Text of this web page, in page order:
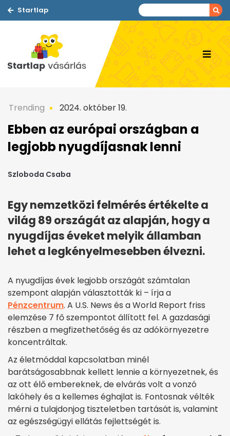
Startlap
Trending 2024. október 19.
Ebben az európai országban a
legjobb nyugdíjasnak lenni
Szloboda Csaba
Egy nemzetközi felmérés értékelte a
világ 89 országát az alapján, hogy a
nyugdíjas éveket melyik államban
lehet a legkényelmesebben élvezni.
A nyugdíjas évek legjobb országát számtalan
szempont alapján választották ki – írja a
Pénzcentrum. A U.S. News és a World Report friss
elemzése 7 fő szempontot állított fel. A gazdasági
részben a megfizethetőség és az adókörnyezetre
koncentráltak.
Az életmóddal kapcsolatban minél
barátságosabbnak kellett lennie a környezetnek, és
az ott élő embereknek, de elvárás volt a vonzó
lakóhely és a kellemes éghajlat is. Fontosnak vélték
mérni a tulajdonjog tiszteletben tartását is, valamint
az egészségügyi ellátás fejlettségét is.